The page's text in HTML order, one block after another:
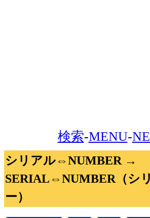
検索-MENU-
シリアル⇔NUMBER →
SERIAL⇔NUMBER（シ
ー）